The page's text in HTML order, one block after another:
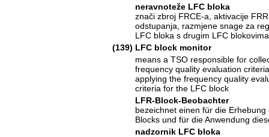
neravnoteže LFC bloka
znači zbroj FRCE-a, aktivacije
odstupanja, razmjene snage za
LFC bloka s drugim LFC blokovima
(139) LFC block monitor
means a TSO responsible for
frequency quality evaluation
applying the frequency quality
criteria for the LFC block
LFR-Block-Beobachter
bezeichnet einen für die
Blocks und für die Anwendung
nadzornik LFC bloka